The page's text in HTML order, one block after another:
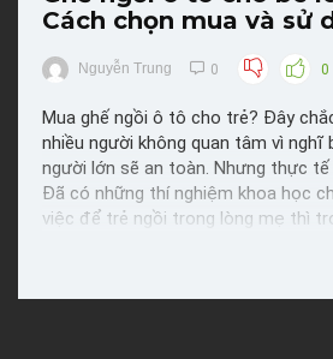
Cách chọn mua và sử
Nguyễn Trung 0 0
Mua ghế ngồi ô tô cho trẻ? Đây
nhiều người không quan tâm vì nghĩ
người lớn sẽ an toàn. Nhưng thực
Đã có những thí nghiệm khoa học
việc để trẻ ngồi trong lòng mẹ thì